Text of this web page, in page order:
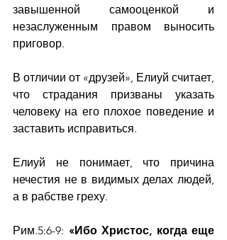
завышенной самооценкой и
незаслуженным правом выносить
приговор.
В отличии от «друзей», Елиуй считает,
что страдания призваны указать
человеку на его плохое поведение и
заставить исправиться.
Елиуй не понимает, что причина
нечестия не в видимых делах людей,
а в рабстве греху.
Рим.5:6-9: «Ибо Христос, когда еще